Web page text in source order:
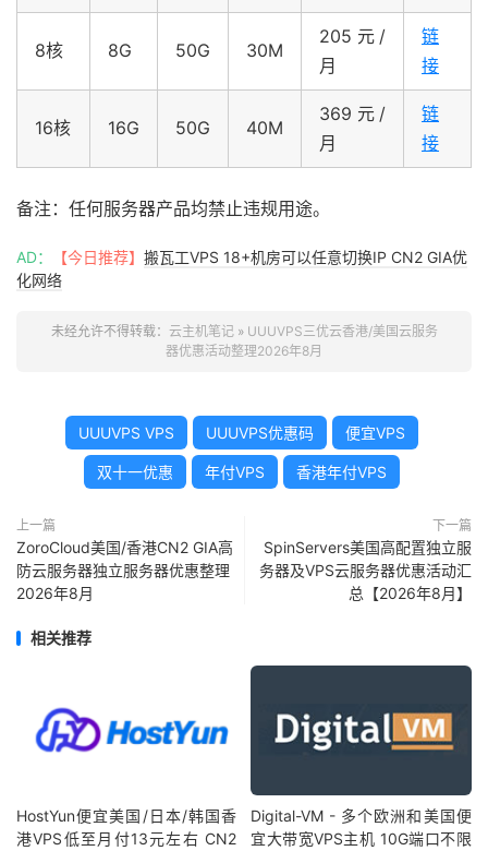
8核 8G 50G 30M
205元/
月
链
接
16核 16G 50G 40M
369元/
月
链
接
备注：任何服务器产品均禁止违规用途。
AD： 【今日推荐】 搬瓦工VPS 18+机房可以任意切换IP CN2 GIA优
化网络
未经允许不得转载： 云主机笔记» UUUVPS三优云香港/美国云服务
器优惠活动整理2026年8月
UUUVPS VPS UUUVPS优惠码 便宜VPS
双十一优惠 年付VPS 香港年付VPS
上一篇
ZoroCloud美国/香港CN2 GIA高
防云服务器独立服务器优惠整理
2026年8月
下一篇
SpinServers美国高配置独立服
务器及VPS云服务器优惠活动汇
总【2026年8月】
相关推荐
HostYun便宜美国/日本/韩国香
港VPS低至月付13元左右 CN2
Digital-VM - 多个欧洲和美国便
宜大带宽VPS主机 10G端口不限